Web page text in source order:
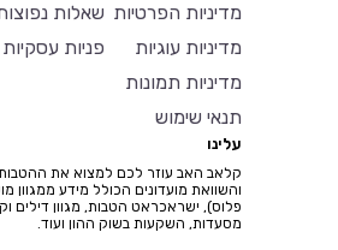
מדיניות הפרטיות
מדיניות עוגיות
מדיניות תמונות
תנאי שימוש
שאלות
פניות עסקיות
עלינו
קלאב האב עוזר לכם למצוא את ההטבות
והשוואת מועדונים הכולל מידע ממגוון
פלוס), ישראכראט הטבות, מגוון דילים
מסעדות, השקעות בשוק ההון ועוד.